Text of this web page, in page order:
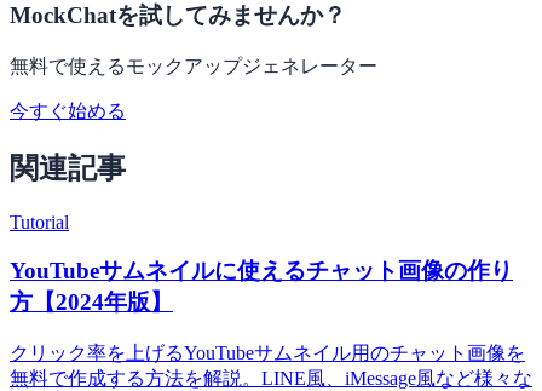
MockChatを試してみませんか？
無料で使えるモックアップジェネレーター
今すぐ始める
関連記事
Tutorial
YouTubeサムネイルに使えるチャット画像の作り
方【2024年版】
クリック率を上げるYouTubeサムネイル用のチャット画像を
無料で作成する方法を解説。LINE風、iMessage風など様々な